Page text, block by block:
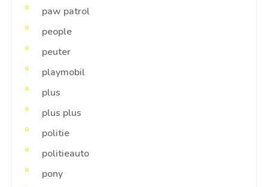
paw patrol
people
peuter
playmobil
plus
plus plus
politie
politieauto
pony